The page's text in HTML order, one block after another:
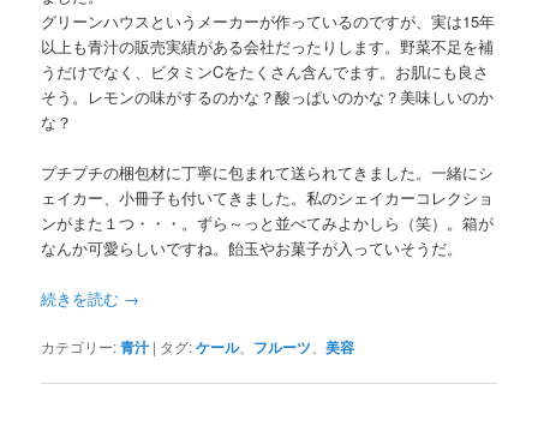
グリーンハウスというメーカーが作っているのですが、実は15年
以上も青汁の販売実績がある会社だったりします。野菜不足を補
うだけでなく、ビタミンCをたくさん含んでます。お肌にも良さ
そう。レモンの味がするのかな？酸っぱいのかな？美味しいのか
な？
プチプチの梱包材に丁寧に包まれて送られてきました。一緒にシ
ェイカー、小冊子も付いてきました。私のシェイカーコレクショ
ンがまた１つ・・・。ずら～っと並べてみよかしら（笑）。箱が
なんか可愛らしいですね。飴玉やお菓子が入っていそうだ。
続きを読む →
カテゴリー:青汁 | タグ:ケール、 フルーツ 、美容